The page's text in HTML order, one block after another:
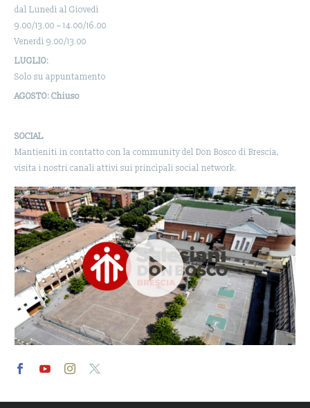
dal Lunedì al Giovedì
9.00/13.00 – 14.00/16.00
Venerdì 9.00/13.00
LUGLIO:
Solo su appuntamento
AGOSTO: Chiuso
SOCIAL
Mantieniti in contatto con la community del Don Bosco di Brescia,
visita i nostri canali attivi sui principali social network.
Player